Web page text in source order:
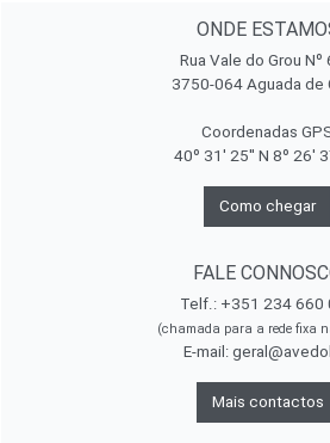
ONDE
Rua Vale do Grou Nº
3750-064 Aguada de
Coordenadas
40º 31' 25'' N 8º 26'
Como chegar
FALE
Telf.: +351 234 660
(chamada para a rede fixa
E-mail:
Mais contactos